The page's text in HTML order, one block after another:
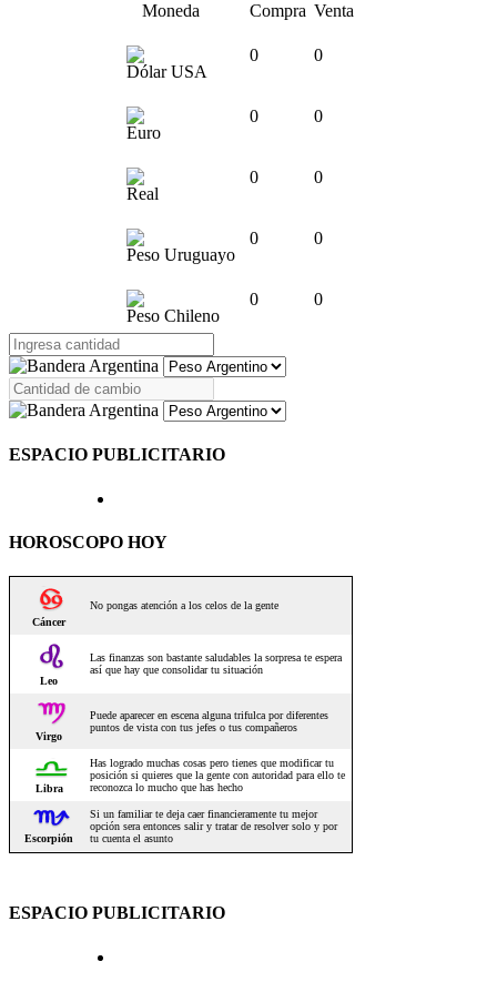
Moneda Compra Venta
Dólar USA
0 0
Euro
0 0
Real
0 0
Peso Uruguayo
0 0
Peso Chileno
0 0
ESPACIO PUBLICITARIO
HOROSCOPO HOY
ESPACIO PUBLICITARIO